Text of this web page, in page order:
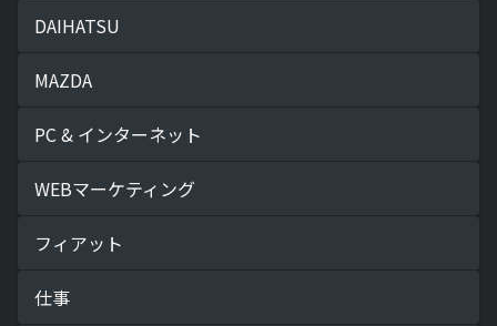
DAIHATSU
MAZDA
PC & インターネット
WEBマーケティング
フィアット
仕事